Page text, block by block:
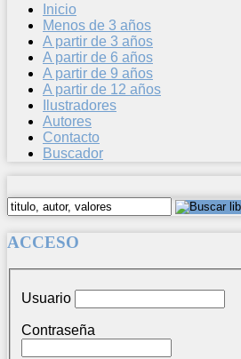
Inicio
Menos de 3 años
A partir de 3 años
A partir de 6 años
A partir de 9 años
A partir de 12 años
Ilustradores
Autores
Contacto
Buscador
ACCESO
Usuario
Contraseña